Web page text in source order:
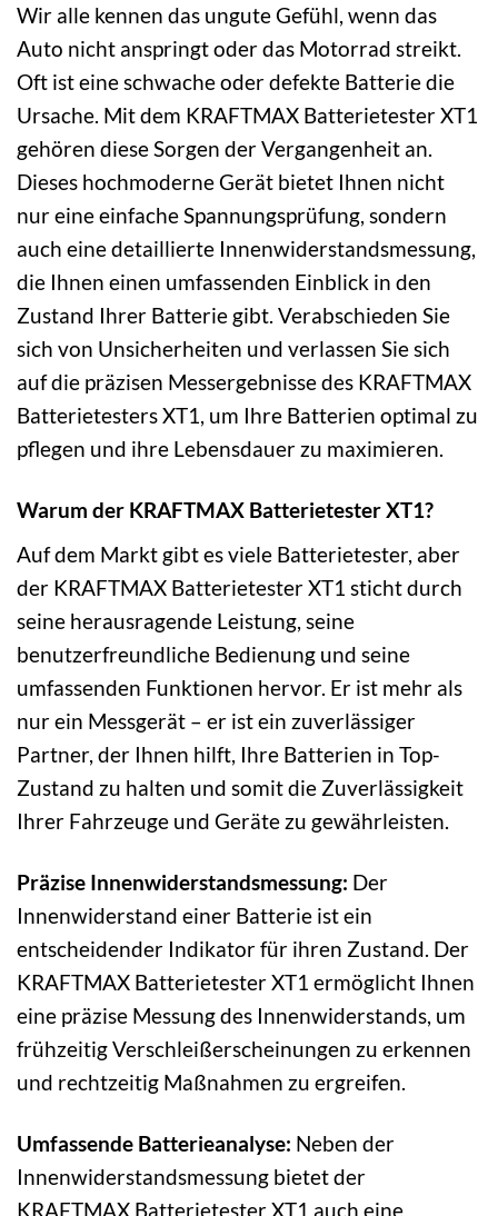
Wir alle kennen das ungute Gefühl, wenn das
Auto nicht anspringt oder das Motorrad streikt.
Oft ist eine schwache oder defekte Batterie die
Ursache. Mit dem KRAFTMAX Batterietester XT1
gehören diese Sorgen der Vergangenheit an.
Dieses hochmoderne Gerät bietet Ihnen nicht
nur eine einfache Spannungsprüfung, sondern
auch eine detaillierte Innenwiderstandsmessung,
die Ihnen einen umfassenden Einblick in den
Zustand Ihrer Batterie gibt. Verabschieden Sie
sich von Unsicherheiten und verlassen Sie sich
auf die präzisen Messergebnisse des KRAFTMAX
Batterietesters XT1, um Ihre Batterien optimal zu
pflegen und ihre Lebensdauer zu maximieren.
Warum der KRAFTMAX Batterietester XT1?
Auf dem Markt gibt es viele Batterietester, aber
der KRAFTMAX Batterietester XT1 sticht durch
seine herausragende Leistung, seine
benutzerfreundliche Bedienung und seine
umfassenden Funktionen hervor. Er ist mehr als
nur ein Messgerät – er ist ein zuverlässiger
Partner, der Ihnen hilft, Ihre Batterien in Top-
Zustand zu halten und somit die Zuverlässigkeit
Ihrer Fahrzeuge und Geräte zu gewährleisten.
Präzise Innenwiderstandsmessung: Der
Innenwiderstand einer Batterie ist ein
entscheidender Indikator für ihren Zustand. Der
KRAFTMAX Batterietester XT1 ermöglicht Ihnen
eine präzise Messung des Innenwiderstands, um
frühzeitig Verschleißerscheinungen zu erkennen
und rechtzeitig Maßnahmen zu ergreifen.
Umfassende Batterieanalyse: Neben der
Innenwiderstandsmessung bietet der
KRAFTMAX Batterietester XT1 auch eine